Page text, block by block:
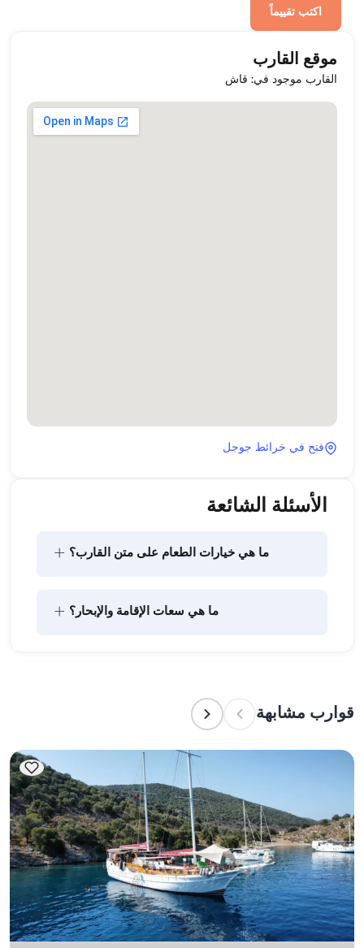
اكتب تقييماً
موقع القارب
القارب موجود في: قاش
فتح في خرائط جوجل
الأسئلة الشائعة
ما هي خيارات الطعام على متن القارب؟ +
ما هي سعات الإقامة والإبحار؟ +
للإيجارات اليومية، فتنطبق سعة الإبحار.
قوارب مشابهة